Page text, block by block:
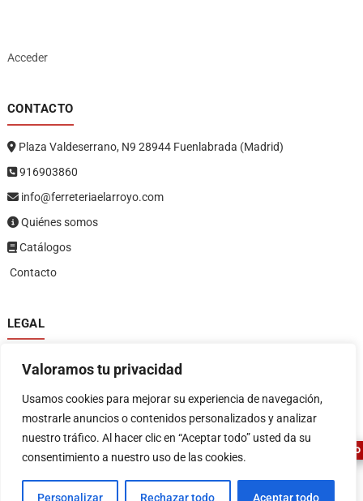
Valoramos tu privacidad
Usamos cookies para mejorar su experiencia de navegación,
mostrarle anuncios o contenidos personalizados y analizar
nuestro tráfico. Al hacer clic en “Aceptar todo” usted da su
consentimiento a nuestro uso de las cookies.
Personalizar Rechazar todo Aceptar todo
Acceder
CONTACTO
Plaza Valdeserrano, N9 28944 Fuenlabrada (Madrid)
916903860
info@ferreteriaelarroyo.com
Quiénes somos
Catálogos
Contacto
LEGAL
Política de privacidad
Política de devoluciones y reembolsos
Términos y condiciones
ASESOR FERRETERO